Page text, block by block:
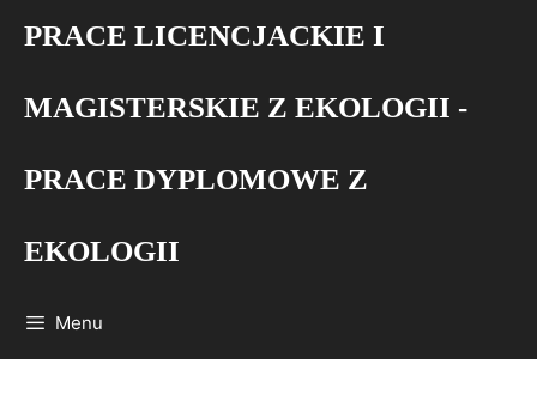
PRACE LICENCJACKIE I
MAGISTERSKIE Z EKOLOGII -
PRACE DYPLOMOWE Z
EKOLOGII
Menu